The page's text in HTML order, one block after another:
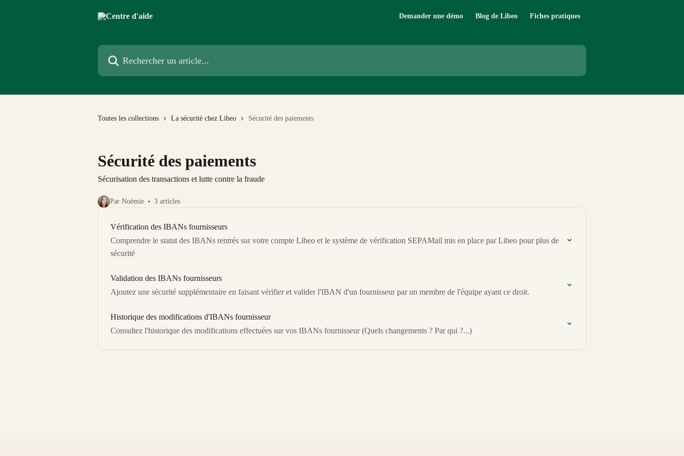
Demander une démo Blog de Libeo Fiches pratiques
Rechercher un article...
Toutes les collections La sécurité chez Libeo Sécurité des paiements
Sécurité des paiements
Sécurisation des transactions et lutte contre la fraude
Par Noémie 3 articles
Vérification des IBANs fournisseurs
Comprendre le statut des IBANs rentrés sur votre compte Libeo et le système de vérification SEPAMail mis en place par Libeo pour plus de
sécurité
Validation des IBANs fournisseurs
Ajoutez une sécurité supplémentaire en faisant vérifier et valider l'IBAN d'un fournisseur par un membre de l'équipe ayant ce droit.
Historique des modifications d'IBANs fournisseur
Consultez l'historique des modifications effectuées sur vos IBANs fournisseur (Quels changements ? Par qui ?...)